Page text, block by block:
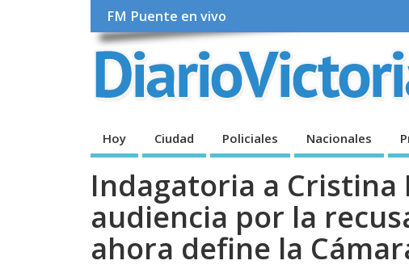
FM Puente en vivo
Hoy Ciudad Policiales Nacionales
Indagatoria a
audiencia por la
ahora define la